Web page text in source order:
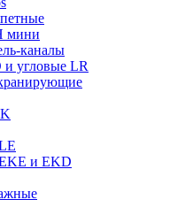
мини
каналы
угловые LR
и EKD